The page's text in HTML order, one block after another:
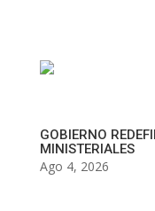
GOBIERNO
MINISTERIALES
Ago 4, 2026